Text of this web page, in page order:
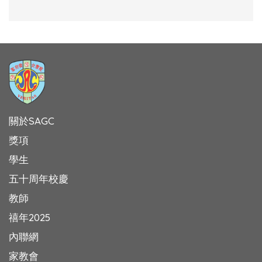
關於SAGC
獎項
學生
五十周年校慶
教師
禧年2025
內聯網
家教會